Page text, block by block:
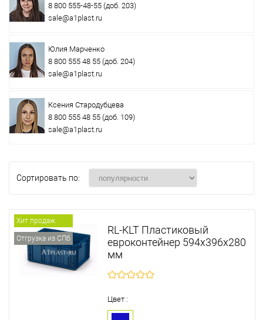
8 800 555-48-55 (доб. 203)
sale@a1plast.ru
Юлия Марченко
8 800 555 48 55 (доб. 204)
sale@a1plast.ru
Ксения Стародубцева
8 800 555 48 55 (доб. 109)
sale@a1plast.ru
Сортировать по:
Хит продаж
Отгрузка из СПб
RL-KLT Пластиковый
евроконтейнер 594х396х280
мм
Цвет :